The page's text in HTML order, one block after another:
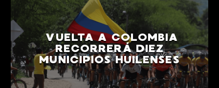
VUELTA A COLOMBIA
RECORRERÁ DIEZ
MUNICIPIOS HUILENSES